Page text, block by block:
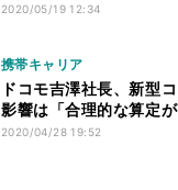
2020/05/19 12:34
携帯キャリア
ドコモ吉澤社長、新型
影響は「合理的な算定が
2020/04/28 19:52